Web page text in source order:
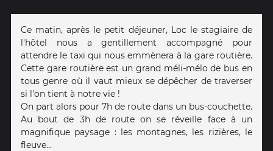
Ce matin, après le petit déjeuner, Loc le stagiaire de
l'hôtel nous a gentillement accompagné pour
attendre le taxi qui nous emmènera à la gare routière.
Cette gare routière est un grand méli-mélo de bus en
tous genre où il vaut mieux se dépêcher de traverser
si l'on tient à notre vie !
On part alors pour 7h de route dans un bus-couchette.
Au bout de 3h de route on se réveille face à un
magnifique paysage : les montagnes, les rizières, le
fleuve...